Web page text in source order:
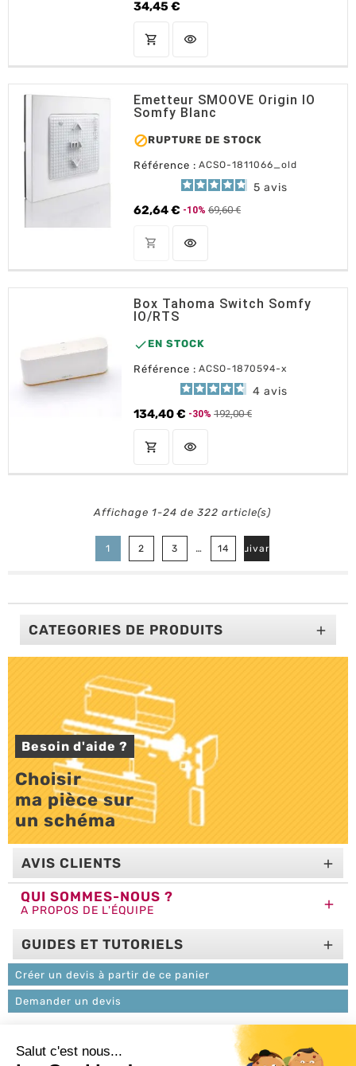
34,45 €
Prix
shopping_cart AJOUTER AU PANIER
visibility
Emetteur SMOOVE Origin IO
Somfy Blanc
RUPTURE DE STOCK
Référence : ACSO-1811066_old
5 avis
62,64 €
Prix de base
-10% 69,60 €
Prix
shopping_cart OUT OF STOCK
visibility
Box Tahoma Switch Somfy
IO/RTS
 EN STOCK
Référence : ACSO-1870594-x
4avis
134,40 €
Prix de base
-30% 192,00 €
Prix
shopping_cart AJOUTER AU PANIER
visibility
Affichage 1-24 de 322 article(s)
1 2 3 … 14 Suivant
CATEGORIES DE PRODUITS 
Besoin d'aide ?
Choisir
ma pièce sur
un schéma
AVIS CLIENTS 
QUI SOMMES-NOUS ?
A PROPOS DE L'ÉQUIPE 
GUIDES ET TUTORIELS 
Créer un devis à partir de ce panier
Demander un devis